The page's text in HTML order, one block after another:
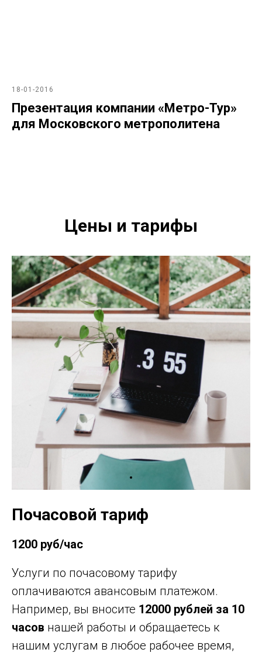
18-01-2016
Презентация компании «Метро-Тур»
для Московского метрополитена
Цены и тарифы
Почасовой тариф
1200 руб/час
Услуги по почасовому тарифу
оплачиваются авансовым платежом.
Например, вы вносите 12000 рублей за 10
часов нашей работы и обращаетесь к
нашим услугам в любое рабочее время,